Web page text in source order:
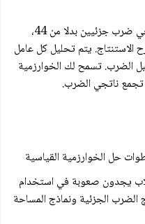
تضيف الخوارزمية ناتجي ضرب جزئيين بدلا من 44،
الاستنتاج. يتم تحليل كل عامل
الضرب. تسمح لك الخوارزمية
تجمع ناتجي الضرب.
حل الخوارزمية القياسية
يجدون صعوبة في استخدام
الضرب الجزئية ونماذج المساحة